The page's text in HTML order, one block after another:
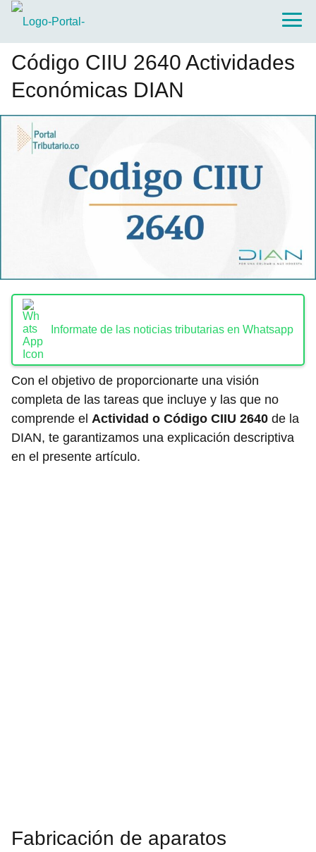
Código CIIU 2640 Actividades
Económicas DIAN
Informate de las noticias tributarias en Whatsapp
Con el objetivo de proporcionarte una visión
completa de las tareas que incluye y las que no
comprende el Actividad o Código CIIU 2640 de la
DIAN, te garantizamos una explicación descriptiva
en el presente artículo.
Fabricación de aparatos